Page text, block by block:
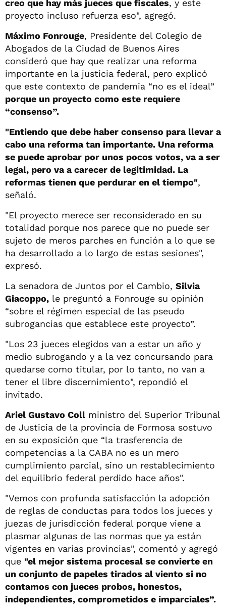
creo que hay más jueces que fiscales, y este
proyecto incluso refuerza eso", agregó.
Máximo Fonrouge, Presidente del Colegio de
Abogados de la Ciudad de Buenos Aires
consideró que hay que realizar una reforma
importante en la justicia federal, pero explicó
que este contexto de pandemia “no es el ideal”
porque un proyecto como este requiere
“consenso”.
"Entiendo que debe haber consenso para llevar a
cabo una reforma tan importante. Una reforma
se puede aprobar por unos pocos votos, va a ser
legal, pero va a carecer de legitimidad. La
reformas tienen que perdurar en el tiempo",
señaló.
"El proyecto merece ser reconsiderado en su
totalidad porque nos parece que no puede ser
sujeto de meros parches en función a lo que se
ha desarrollado a lo largo de estas sesiones",
expresó.
La senadora de Juntos por el Cambio, Silvia
Giacoppo, le preguntó a Fonrouge su opinión
“sobre el régimen especial de las pseudo
subrogancias que establece este proyecto”.
"Los 23 jueces elegidos van a estar un año y
medio subrogando y a la vez concursando para
quedarse como titular, por lo tanto, no van a
tener el libre discernimiento", repondió el
invitado.
Ariel Gustavo Coll ministro del Superior Tribunal
de Justicia de la provincia de Formosa sostuvo
en su exposición que “la trasferencia de
competencias a la CABA no es un mero
cumplimiento parcial, sino un restablecimiento
del equilibrio federal perdido hace años".
"Vemos con profunda satisfacción la adopción
de reglas de conductas para todos los jueces y
juezas de jurisdicción federal porque viene a
plasmar algunas de las normas que ya están
vigentes en varias provincias", comentó y agregó
que "el mejor sistema procesal se convierte en
un conjunto de papeles tirados al viento si no
contamos con jueces probos, honestos,
independientes, comprometidos e imparciales”.